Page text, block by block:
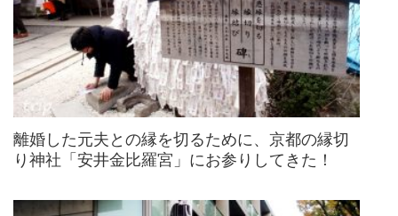
離婚した元夫との縁を切るために、京都の縁切
り神社「安井金比羅宮」にお参りしてきた！